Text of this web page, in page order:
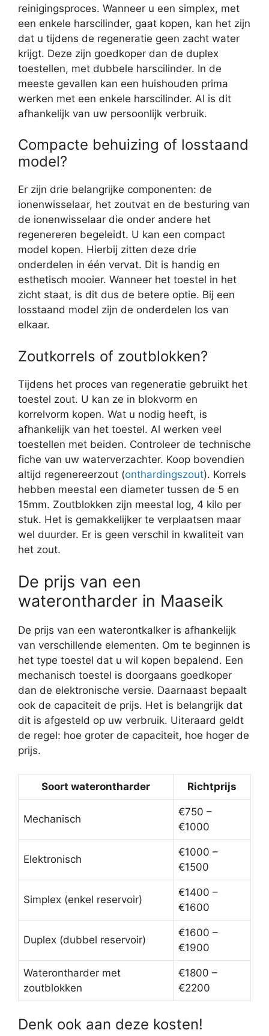
reinigingsproces. Wanneer u een simplex, met
een enkele harscilinder, gaat kopen, kan het zijn
dat u tijdens de regeneratie geen zacht water
krijgt. Deze zijn goedkoper dan de duplex
toestellen, met dubbele harscilinder. In de
meeste gevallen kan een huishouden prima
werken met een enkele harscilinder. Al is dit
afhankelijk van uw persoonlijk verbruik.
Compacte behuizing of losstaand
model?
Er zijn drie belangrijke componenten: de
ionenwisselaar, het zoutvat en de besturing van
de ionenwisselaar die onder andere het
regenereren begeleidt. U kan een compact
model kopen. Hierbij zitten deze drie
onderdelen in één vervat. Dit is handig en
esthetisch mooier. Wanneer het toestel in het
zicht staat, is dit dus de betere optie. Bij een
losstaand model zijn de onderdelen los van
elkaar.
Zoutkorrels of zoutblokken?
Tijdens het proces van regeneratie gebruikt het
toestel zout. U kan ze in blokvorm en
korrelvorm kopen. Wat u nodig heeft, is
afhankelijk van het toestel. Al werken veel
toestellen met beiden. Controleer de technische
fiche van uw waterverzachter. Koop bovendien
altijd regenereerzout (onthardingszout). Korrels
hebben meestal een diameter tussen de 5 en
15mm. Zoutblokken zijn meestal log, 4 kilo per
stuk. Het is gemakkelijker te verplaatsen maar
wel duurder. Er is geen verschil in kwaliteit van
het zout.
De prijs van een
waterontharder in Maaseik
De prijs van een waterontkalker is afhankelijk
van verschillende elementen. Om te beginnen is
het type toestel dat u wil kopen bepalend. Een
mechanisch toestel is doorgaans goedkoper
dan de elektronische versie. Daarnaast bepaalt
ook de capaciteit de prijs. Het is belangrijk dat
dit is afgesteld op uw verbruik. Uiteraard geldt
de regel: hoe groter de capaciteit, hoe hoger de
prijs.
Soort waterontharder Richtprijs
Mechanisch
€750 –
€1000
Elektronisch
€1000 –
€1500
Simplex (enkel reservoir)
€1400 –
€1600
Duplex (dubbel reservoir)
€1600 –
€1900
Waterontharder met
zoutblokken
€1800 –
€2200
Denk ook aan deze kosten!